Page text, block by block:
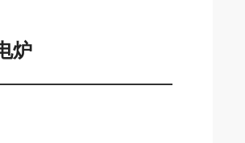
炉